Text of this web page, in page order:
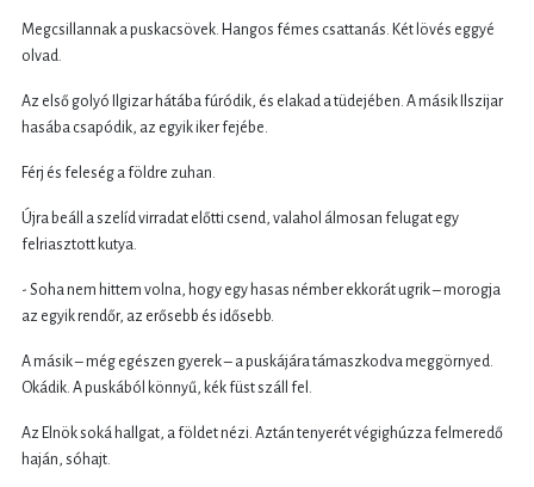
Megcsillannak a puskacsövek. Hangos fémes csattanás. Két lövés eggyé
olvad.
Az első golyó Ilgizar hátába fúródik, és elakad a tüdejében. A másik Ilszijar
hasába csapódik, az egyik iker fejébe.
Férj és feleség a földre zuhan.
Újra beáll a szelíd virradat előtti csend, valahol álmosan felugat egy
felriasztott kutya.
- Soha nem hittem volna, hogy egy hasas némber ekkorát ugrik – morogja
az egyik rendőr, az erősebb és idősebb.
A másik – még egészen gyerek – a puskájára támaszkodva meggörnyed.
Okádik. A puskából könnyű, kék füst száll fel.
Az Elnök soká hallgat, a földet nézi. Aztán tenyerét végighúzza felmeredő
haján, sóhajt.